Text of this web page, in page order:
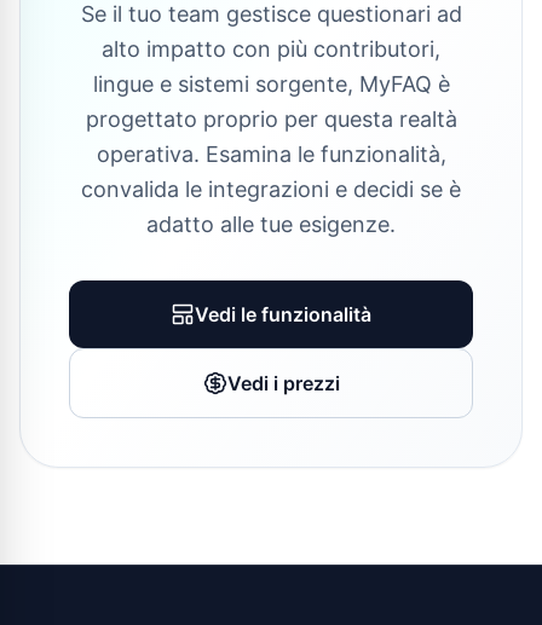
Se il tuo team gestisce questionari ad
alto impatto con più contributori,
lingue e sistemi sorgente, MyFAQ è
progettato proprio per questa realtà
operativa. Esamina le funzionalità,
convalida le integrazioni e decidi se è
adatto alle tue esigenze.
Vedi le funzionalità
Vedi i prezzi